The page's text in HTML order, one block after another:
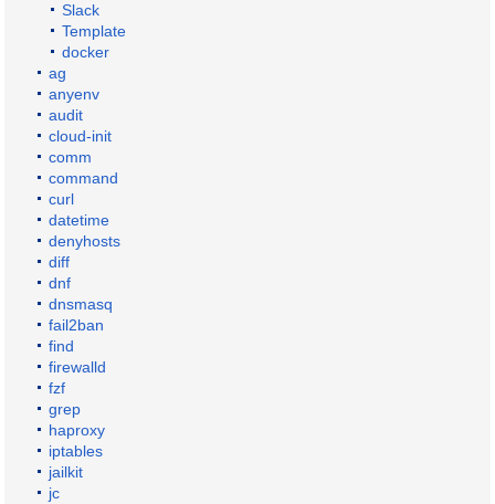
Slack
Template
docker
ag
anyenv
audit
cloud-init
comm
command
curl
datetime
denyhosts
diff
dnf
dnsmasq
fail2ban
find
firewalld
fzf
grep
haproxy
iptables
jailkit
jc